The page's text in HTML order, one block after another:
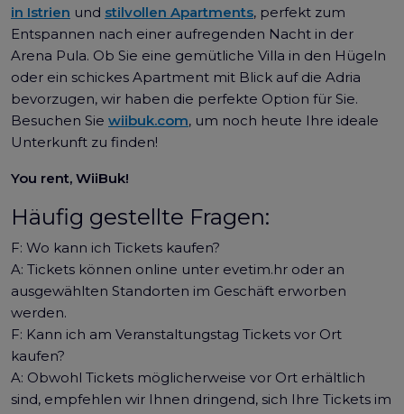
in Istrien und stilvollen Apartments, perfekt zum
Entspannen nach einer aufregenden Nacht in der
Arena Pula. Ob Sie eine gemütliche Villa in den Hügeln
oder ein schickes Apartment mit Blick auf die Adria
bevorzugen, wir haben die perfekte Option für Sie.
Besuchen Sie wiibuk.com, um noch heute Ihre ideale
Unterkunft zu finden!
You rent, WiiBuk!
Häufig gestellte Fragen:
F: Wo kann ich Tickets kaufen?
A: Tickets können online unter evetim.hr oder an
ausgewählten Standorten im Geschäft erworben
werden.
F: Kann ich am Veranstaltungstag Tickets vor Ort
kaufen?
A: Obwohl Tickets möglicherweise vor Ort erhältlich
sind, empfehlen wir Ihnen dringend, sich Ihre Tickets im